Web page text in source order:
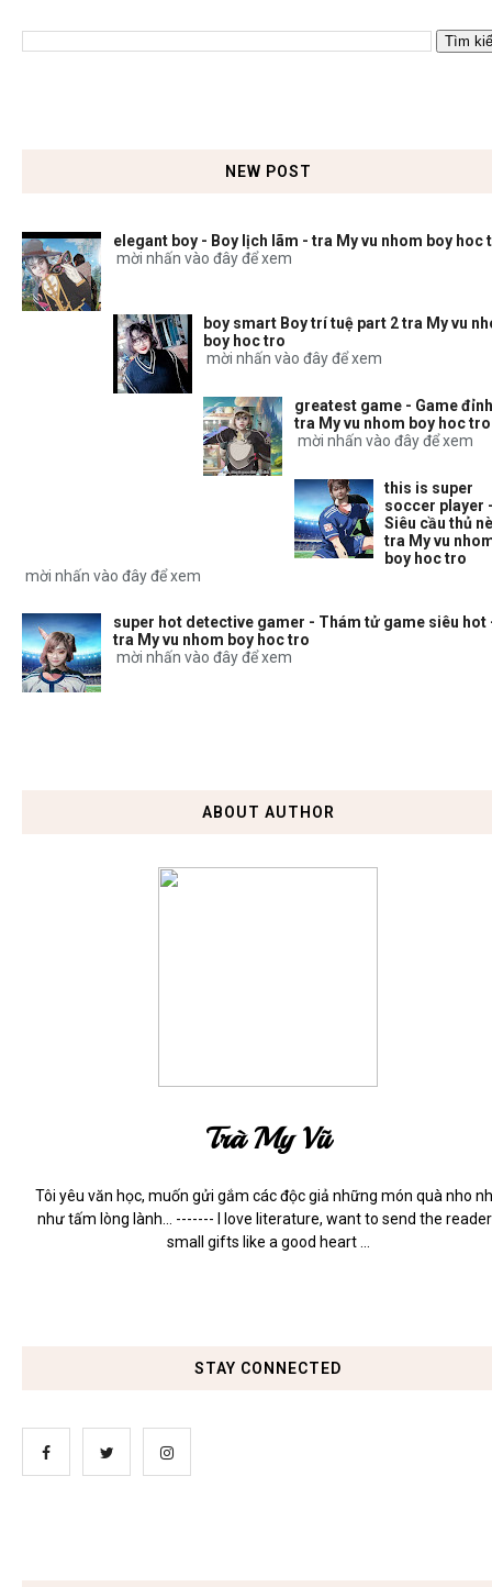
NEW POST
elegant boy - Boy lịch lãm - tra My vu nhom boy hoc
mời nhấn vào đây để xem
boy smart Boy trí tuệ part 2 tra My vu
boy hoc tro
mời nhấn vào đây để xem
greatest game - Game
tra My vu nhom boy hoc tro
mời nhấn vào đây để xem
this is super
soccer player
Siêu cầu thủ
tra My vu
boy hoc tro
mời nhấn vào đây để xem
super hot detective gamer - Thám tử game siêu hot
tra My vu nhom boy hoc tro
mời nhấn vào đây để xem
ABOUT AUTHOR
Trà My Vũ
Tôi yêu văn học, muốn gửi gắm các độc giả những món quà nho
như tấm lòng lành... ------- I love literature, want to send the
small gifts like a good heart ...
STAY CONNECTED